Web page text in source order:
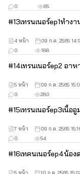
85
0
#13เทรนเนอร์ep1ทำง
188
0
4 หน้า 09 ก.ค. 2565
#14เทรนเนอร์ep2 อา
280
0
5 หน้า 09 ก.ค. 2565
#15เทรนเนอร์ep3เนื้อ
54
0
7 หน้า
09 ก.ค. 2565
#16เทคนเนอร์ep4น้อง